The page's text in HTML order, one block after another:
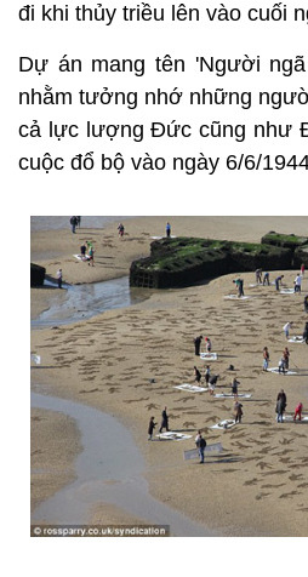
đi khi thủy triều lên vào cuối
Dự án mang tên 'Người
nhằm tưởng nhớ những
cả lực lượng Đức cũng như
cuộc đổ bộ vào ngày 6/6/